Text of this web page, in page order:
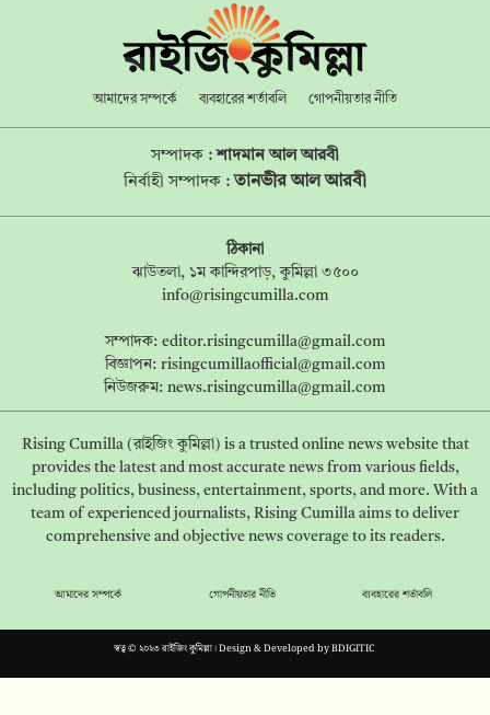
আমাদের সম্পর্কে ব্যবহারের শর্তাবলি গোপনীয়তার নীতি
সম্পাদক :শাদমান আল আরবী
নির্বাহী সম্পাদক :তানভীর আল আরবী
ঠিকানা
ঝাউতলা, ১ম কান্দিরপাড়, কুমিল্লা ৩৫০০
info@risingcumilla.com
সম্পাদক: editor.risingcumilla@gmail.com
বিজ্ঞাপন: risingcumillaofficial@gmail.com
নিউজরুম: news.risingcumilla@gmail.com
Rising Cumilla (রাইজিং কুমিল্লা) is a trusted online news website that
provides the latest and most accurate news from various fields,
including politics, business, entertainment, sports, and more. With a
team of experienced journalists, Rising Cumilla aims to deliver
comprehensive and objective news coverage to its readers.
আমাদের সম্পর্কে গোপনীয়তার নীতি ব্যবহারের শর্তাবলি
স্বত্ব © ২০২৩ রাইজিং কুমিল্লা। Design & Developed byBDIGITIC